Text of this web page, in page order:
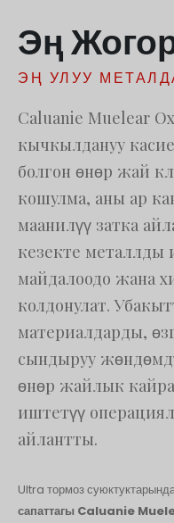
Эң
ЭҢ УЛУУ
Caluanie Muelear
кычкылдануу
болгон өнөр жай
кошулма, аны ар
маанилүү затка
кезекте металлды
майдалоодо жана
колдонулат.
материалдарды,
сындыруу
өнөр жайлык
иштетүү
айлантты.
Ultra тормоз
сапаттагы Caluanie
Română
Български
Português
Nederlands
Nederlands (België)
ພາສາລາວ